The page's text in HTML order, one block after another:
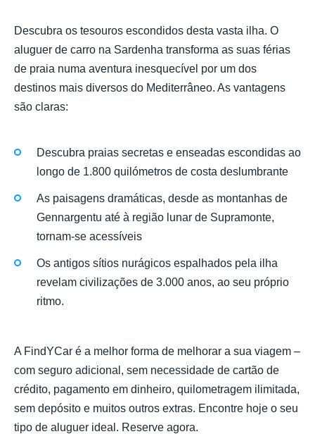
Descubra os tesouros escondidos desta vasta ilha. O
aluguer de carro na Sardenha transforma as suas férias
de praia numa aventura inesquecível por um dos
destinos mais diversos do Mediterrâneo. As vantagens
são claras:
Descubra praias secretas e enseadas escondidas ao
longo de 1.800 quilómetros de costa deslumbrante
As paisagens dramáticas, desde as montanhas de
Gennargentu até à região lunar de Supramonte,
tornam-se acessíveis
Os antigos sítios nurágicos espalhados pela ilha
revelam civilizações de 3.000 anos, ao seu próprio
ritmo.
A FindYCar é a melhor forma de melhorar a sua viagem –
com seguro adicional, sem necessidade de cartão de
crédito, pagamento em dinheiro, quilometragem ilimitada,
sem depósito e muitos outros extras. Encontre hoje o seu
tipo de aluguer ideal. Reserve agora.